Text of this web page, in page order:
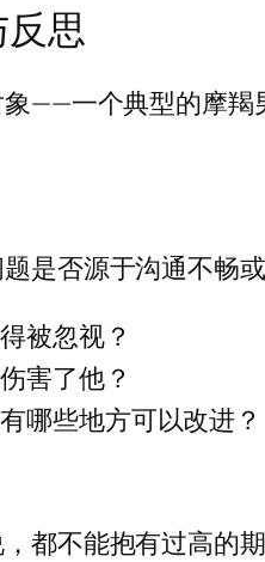
思
——一个典型的摩
是否源于沟通不畅
被忽视？
害了他？
哪些地方可以改进？
都不能抱有过高的